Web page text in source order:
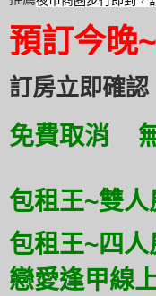
預訂今晚
訂房立即確認
免費取消
包租王~雙
包租王~四人
戀愛逢甲線